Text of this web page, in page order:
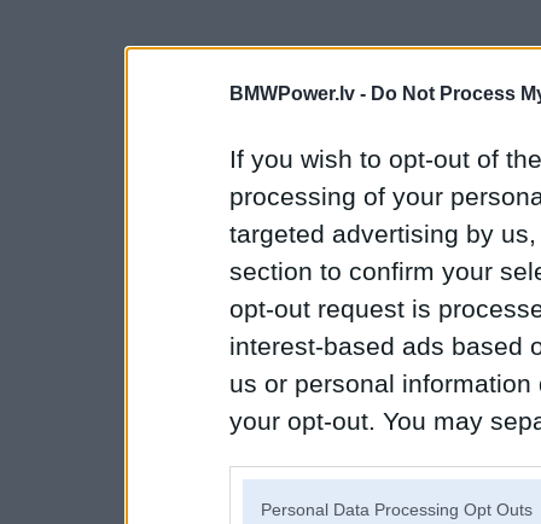
BMWPower.lv - Do Not Process
If you wish to opt-out of
processing of your
targeted advertising by
section to confirm your
opt-out request is
interest-based ads based
us or personal
your opt-out. You may
Personal Data Processing Opt Outs